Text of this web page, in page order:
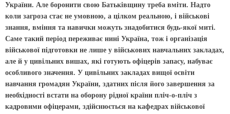
України. Але боронити свою Батьківщину треба вміти. Надто
коли загроза стає не умовною, а цілком реальною, і військові
знання, вміння та навички можуть знадобитися будь-якої миті.
Саме такий період переживає нині Україна, тож і організація
військової підготовки не лише у військових навчальних закладах,
але й у цивільних вишах, які готують офіцерів запасу, набуває
особливого значення. У цивільних закладах вищої освіти
навчання громадян України, здатних після його завершення за
необхідності встати на оборону рідної країни пліч-о-пліч з
кадровими офіцерами, здійснюється на кафедрах військової